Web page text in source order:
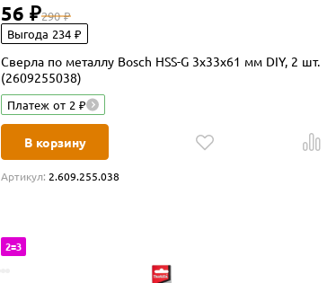
56 ₽290 ₽
Выгода 234 ₽
Сверла по металлу Bosch HSS-G 3x33x61 мм DIY, 2 шт.
(2609255038)
Платеж от 2 ₽
В корзину
Артикул: 2.609.255.038
2=3